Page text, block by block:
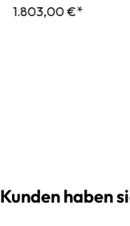
1.803,00 €*
Kunden haben